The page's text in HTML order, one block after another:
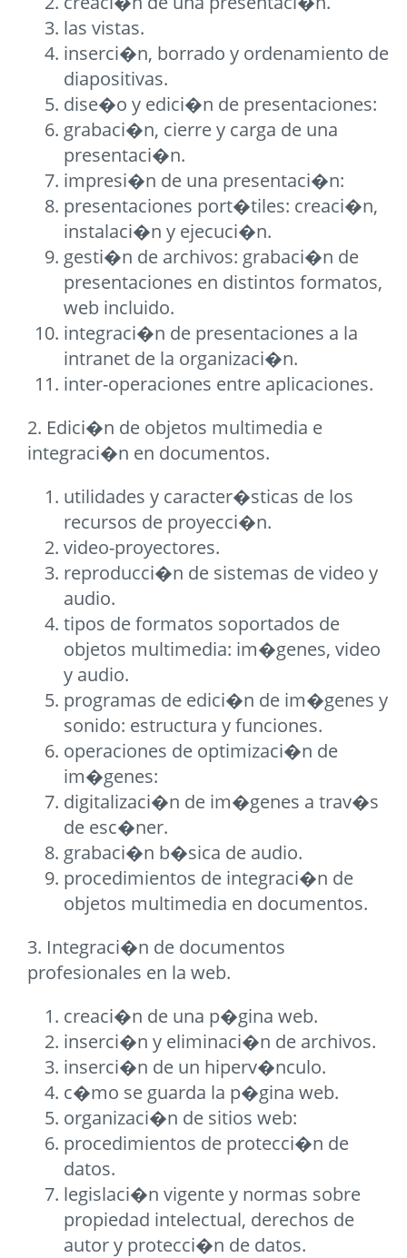
las vistas.
inserci�n, borrado y ordenamiento de
diapositivas.
dise�o y edici�n de presentaciones:
grabaci�n, cierre y carga de una
presentaci�n.
impresi�n de una presentaci�n:
presentaciones port�tiles: creaci�n,
instalaci�n y ejecuci�n.
gesti�n de archivos: grabaci�n de
presentaciones en distintos formatos,
web incluido.
integraci�n de presentaciones a la
intranet de la organizaci�n.
inter-operaciones entre aplicaciones.
2. Edici�n de objetos multimedia e
integraci�n en documentos.
utilidades y caracter�sticas de los
recursos de proyecci�n.
video-proyectores.
reproducci�n de sistemas de video y
audio.
tipos de formatos soportados de
objetos multimedia: im�genes, video
y audio.
programas de edici�n de im�genes y
sonido: estructura y funciones.
operaciones de optimizaci�n de
im�genes:
digitalizaci�n de im�genes a trav�s
de esc�ner.
grabaci�n b�sica de audio.
procedimientos de integraci�n de
objetos multimedia en documentos.
3. Integraci�n de documentos
profesionales en la web.
creaci�n de una p�gina web.
inserci�n y eliminaci�n de archivos.
inserci�n de un hiperv�nculo.
c�mo se guarda la p�gina web.
organizaci�n de sitios web:
procedimientos de protecci�n de
datos.
legislaci�n vigente y normas sobre
propiedad intelectual, derechos de
autor y protecci�n de datos.